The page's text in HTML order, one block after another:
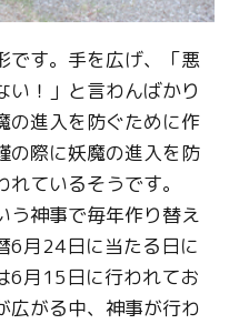
です。手を広げ、「悪
い！」と言わんばかり
の進入を防ぐために作
の際に妖魔の進入を防
ているそうです。
う神事で毎年作り替え
6月24日に当たる日に
6月15日に行われてお
広がる中、神事が行わ